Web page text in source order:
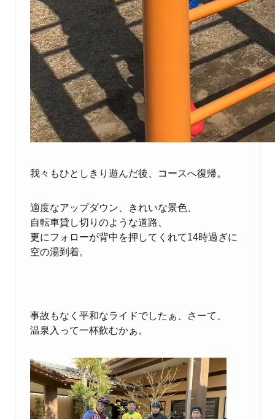
我々もひとしきり遊んだ後、コースへ復帰。
適度なアップダウン、きれいな景色、
自転車貸し切りのような道路、
更にフォローが背中を押してくれて14時過ぎに
空の湯到着。
事故もなく平和なライドでしたぁ、さーて、
温泉入って一杯飲むかぁ。